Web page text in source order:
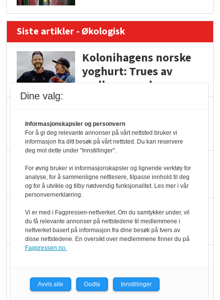
Siste artikler - Økologisk
Kolonihagens norske
yoghurt: Trues av
melkemangel
Økologisk Norge sin
hederspris
Blir enklere å velge
økologisk i butikkhylla
Kolonihagen sliter
med å få tak i nok melk
er klare! Er markedet
det?
Dine valg:
Informasjonskapsler og personvern
For å gi deg relevante annonser på vårt nettsted bruker vi
informasjon fra ditt besøk på vårt nettsted. Du kan reservere
deg mot dette under "Innstillinger".
For øvrig bruker vi informasjonskapsler og lignende verktøy for
analyse, for å sammenligne nettlesere, tilpasse innhold til deg
og for å utvikle og tilby nødvendig funksjonalitet. Les mer i vår
personvernerklæring.
Vi er med i Fagpressen-nettverket. Om du samtykker under, vil
du få relevante annonser på nettstedene til medlemmene i
nettverket basert på informasjon fra dine besøk på tvers av
disse nettstedene. En oversikt over medlemmene finner du på
Fagpressen.no.
Avvis alle Godta Innstillinger